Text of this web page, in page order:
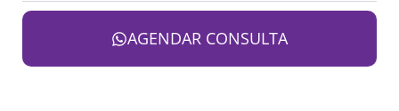
AGENDAR CONSULTA